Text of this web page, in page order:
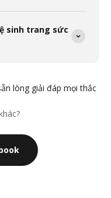
sinh trang sức
lòng giải đáp mọi thắc